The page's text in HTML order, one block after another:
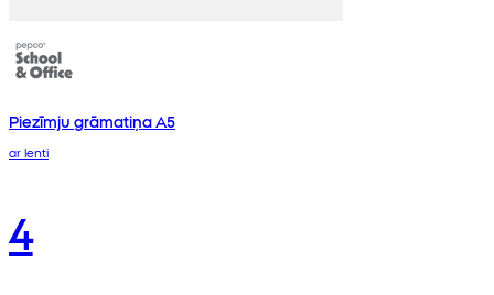
Piezīmju grāmatiņa A5
ar lenti
4